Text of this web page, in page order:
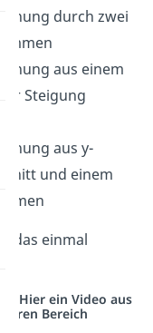
durch zwei
aus einem
Steigung
aus y-
und einem
das einmal
Hier ein Video aus
Bereich